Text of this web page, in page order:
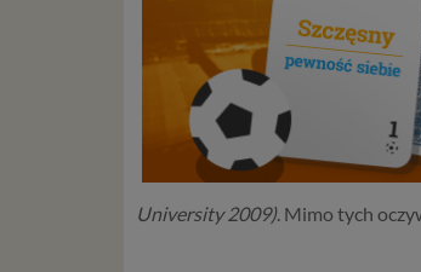
University 2009). Mimo tych